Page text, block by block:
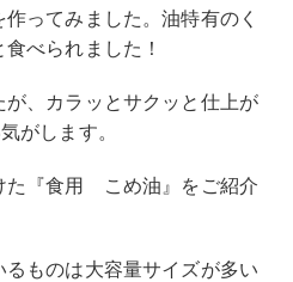
ってみました。油特有のく
べられました！
、カラッとサクッと仕上が
がします。
た『食用 こめ油』をご紹介
ものは大容量サイズが多い